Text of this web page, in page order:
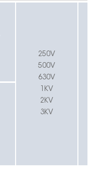
250V
500V
630V
1KV
2KV
3KV